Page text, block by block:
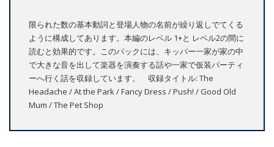
限られた数の基本動詞と登場人物の名前が繰り返しでてくる
ように構成してあります。本編のレベル 1+と レベル2の間に
読むと効果的です。このパックには、キッパー一家が家の中
で大きな音を出して楽器を演奏する話や一家で仮装パーティ
ーへ行く話を収録しています。 収録タイトル: The
Headache / At the Park / Fancy Dress / Push! / Good Old
Mum / The Pet Shop